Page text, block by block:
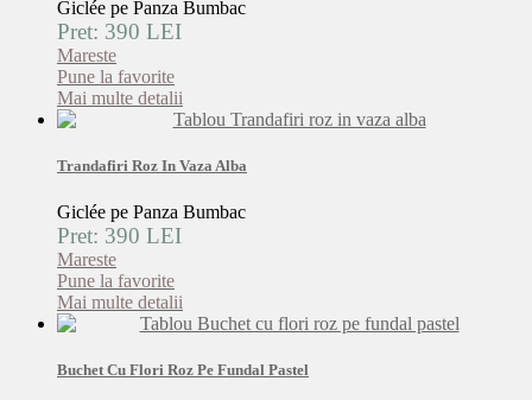
Giclée pe Panza Bumbac
Pret: 390 LEI
Mareste
Pune la favorite
Mai multe detalii
Trandafiri Roz In Vaza Alba
Giclée pe Panza Bumbac
Pret: 390 LEI
Mareste
Pune la favorite
Mai multe detalii
Buchet Cu Flori Roz Pe Fundal Pastel